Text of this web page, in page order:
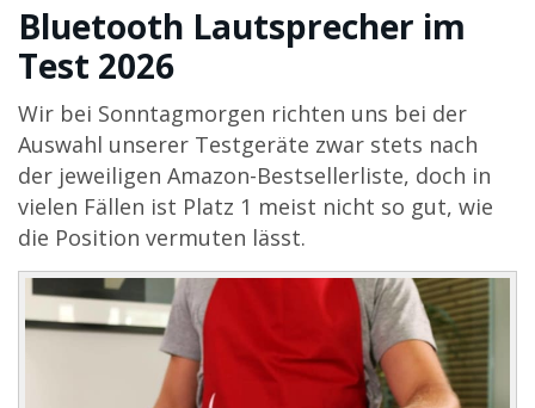
Bluetooth Lautsprecher im
Test 2026
Wir bei Sonntagmorgen richten uns bei der
Auswahl unserer Testgeräte zwar stets nach
der jeweiligen Amazon-Bestsellerliste, doch in
vielen Fällen ist Platz 1 meist nicht so gut, wie
die Position vermuten lässt.